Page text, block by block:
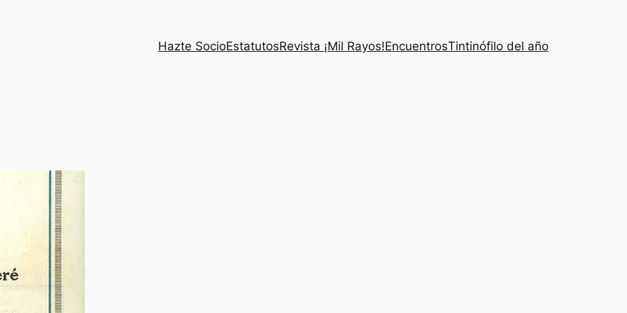
Hazte SocioEstatutosRevista ¡Mil Rayos!EncuentrosTintinófilo del año